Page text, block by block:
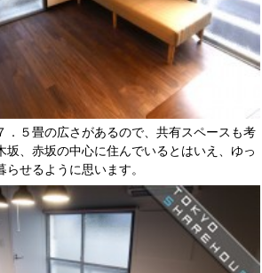
．５畳の広さがあるので、共有スペースも考
坂、赤坂の中心に住んでいるとはいえ、ゆっ
せるように思います。